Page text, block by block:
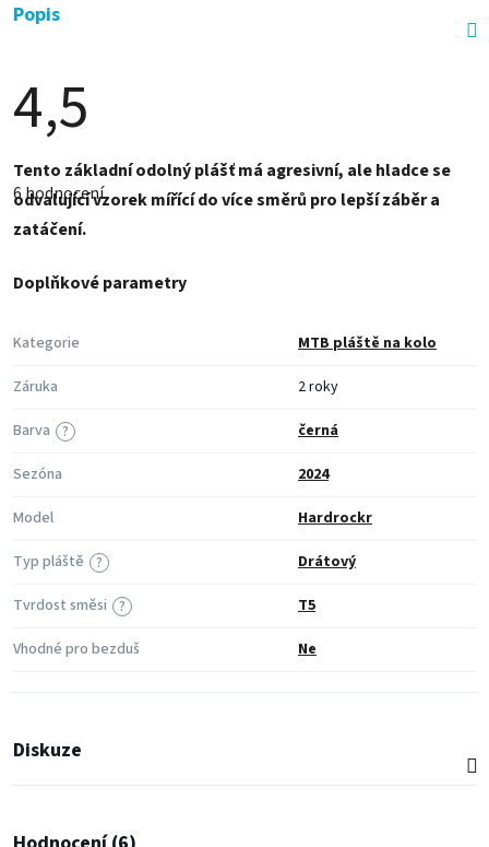
Popis
4,5
Průměrné
hodnocení
produktu
4,5
hvězdiček.
6 hodnocení
Tento základní odolný plášť má agresivní, ale hladce se
odvalující vzorek mířící do více směrů pro lepší záběr a
zatáčení.
Doplňkové parametry
Kategorie
MTB pláště na kolo
Záruka
2 roky
?
Barva
černá
Sezóna
2024
Model
Hardrockr
?
Typ pláště Drátový
?
Tvrdost směsi
T5
Vhodné pro bezduš
Ne
Diskuze